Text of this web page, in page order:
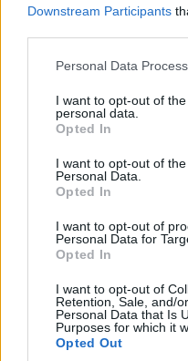
Downstream Participants
Please note that this
not limited to your visit or
grant or deny consent to
use your data for below
consent section.
Personal Data
I want to opt-out of
personal data.
Opted In
I want to opt-out of
Personal Data.
Opted In
I want to opt-out of
Personal Data for
Opted In
I want to opt-out of
Retention, Sale, and/
Personal Data that Is
Purposes for which it
Opted Out
Így kell fogyni változó
Mit szabad
5 diétásnak
pakol Rád!